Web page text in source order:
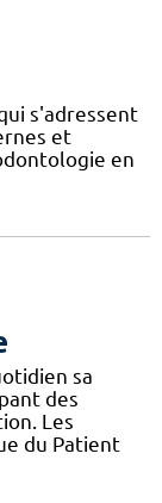
s'adressent
et
en
sa
des
Les
du Patient